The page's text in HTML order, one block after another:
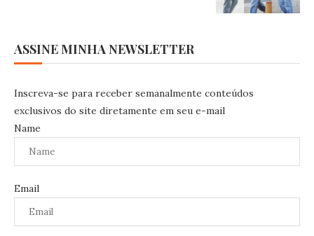
ASSINE MINHA NEWSLETTER
Inscreva-se para receber semanalmente conteúdos
exclusivos do site diretamente em seu e-mail
Name
Email